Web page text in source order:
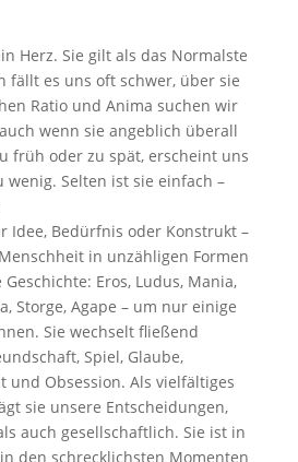
Herz. Sie gilt als das Normalste
fällt es uns oft schwer, über sie
Ratio und Anima suchen wir
wenn sie angeblich überall
früh oder zu spät, erscheint uns
wenig. Selten ist sie einfach –
Idee, Bedürfnis oder Konstrukt –
in unzähligen Formen
Eros, Ludus, Mania,
Storge, Agape – um nur einige
Sie wechselt fließend
Spiel, Glaube,
und Obsession. Als vielfältiges
sie unsere Entscheidungen,
auch gesellschaftlich. Sie ist in
den schrecklichsten Momenten